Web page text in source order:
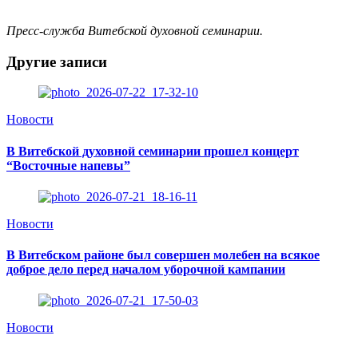
Пресс-служба Витебской духовной семинарии.
Другие записи
Новости
В Витебской духовной семинарии прошел концерт
“Восточные напевы”
Новости
В Витебском районе был совершен молебен на всякое
доброе дело перед началом уборочной кампании
Новости